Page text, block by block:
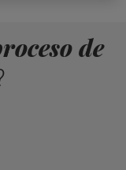
de